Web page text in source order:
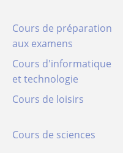
Cours de préparation
aux examens
Cours d'informatique
et technologie
Cours de loisirs
Cours de sciences